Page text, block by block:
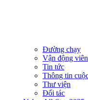
Đường chạy
Vận động viên
Tin tức
Thông tin
Thư viện
Đối tác